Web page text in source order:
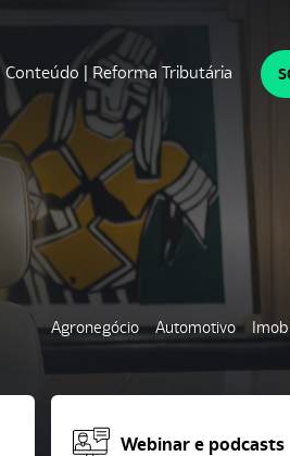
Conteúdo | Reforma Tributária
Agronegócio Automotivo
Webinar e podcasts